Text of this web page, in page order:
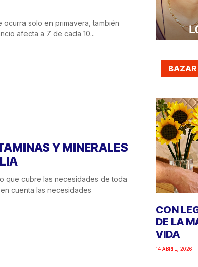
solo en primavera, también
afecta a 7 de cada 10...
Y MINERALES
que cubre las necesidades de toda
cuenta las necesidades
BAZAR
CON
DE LA
VIDA
14 ABRIL, 2026